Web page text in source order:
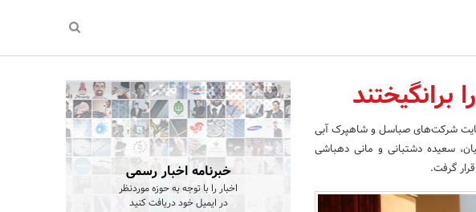
شرکت‌های صباسل و شاهپرک آبی
سعیده دشتبانی و مانی دهباشی
گرفت.
خبرنامه اخبار رسمی
اخبار را با توجه به حوزه موردنظر
در ایمیل خود دریافت کنید